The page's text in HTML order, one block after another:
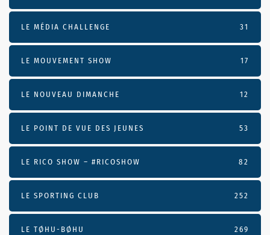
LE MÉDIA CHALLENGE 31
LE MOUVEMENT SHOW 17
LE NOUVEAU DIMANCHE 12
LE POINT DE VUE DES JEUNES 53
LE RICO SHOW – #RICOSHOW 82
LE SPORTING CLUB 252
LE TØHU-BØHU 269